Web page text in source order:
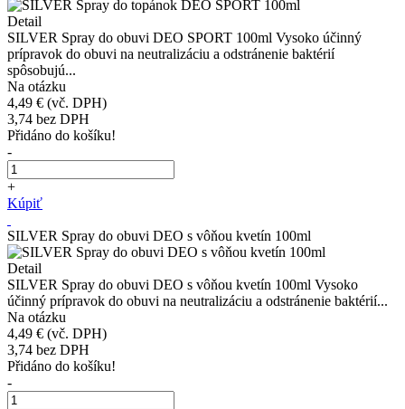
Detail
SILVER Spray do obuvi DEO SPORT 100ml Vysoko účinný
prípravok do obuvi na neutralizáciu a odstránenie baktérií
spôsobujú...
Na otázku
4,49 € (vč. DPH)
3,74 bez DPH
Přidáno do košíku!
-
+
Kúpiť
SILVER Spray do obuvi DEO s vôňou kvetín 100ml
Detail
SILVER Spray do obuvi DEO s vôňou kvetín 100ml Vysoko
účinný prípravok do obuvi na neutralizáciu a odstránenie baktérií...
Na otázku
4,49 € (vč. DPH)
3,74 bez DPH
Přidáno do košíku!
-